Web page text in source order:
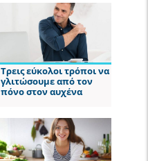
Τρεις εύκολοι τρόποι να
γλιτώσουμε από τον
πόνο στον αυχένα